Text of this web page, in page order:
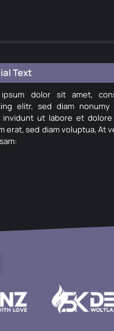
Text
ipsum dolor sit amet,
elitr, sed diam nonumy
invidunt ut labore et dolore
erat, sed diam voluptua, At